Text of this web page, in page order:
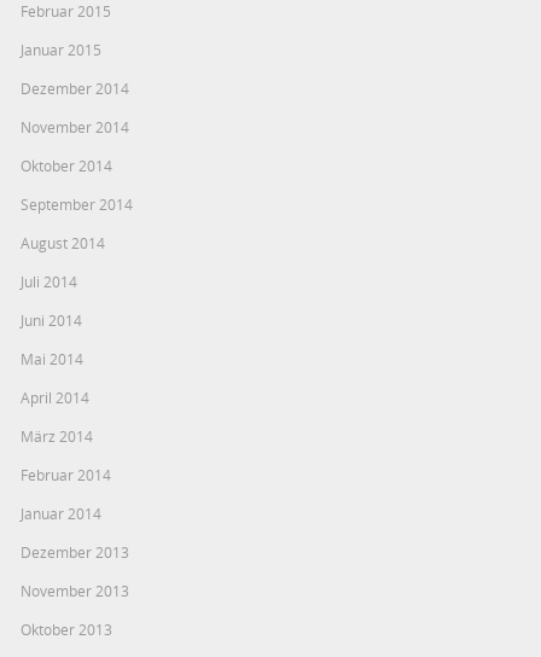
Februar 2015
Januar 2015
Dezember 2014
November 2014
Oktober 2014
September 2014
August 2014
Juli 2014
Juni 2014
Mai 2014
April 2014
März 2014
Februar 2014
Januar 2014
Dezember 2013
November 2013
Oktober 2013